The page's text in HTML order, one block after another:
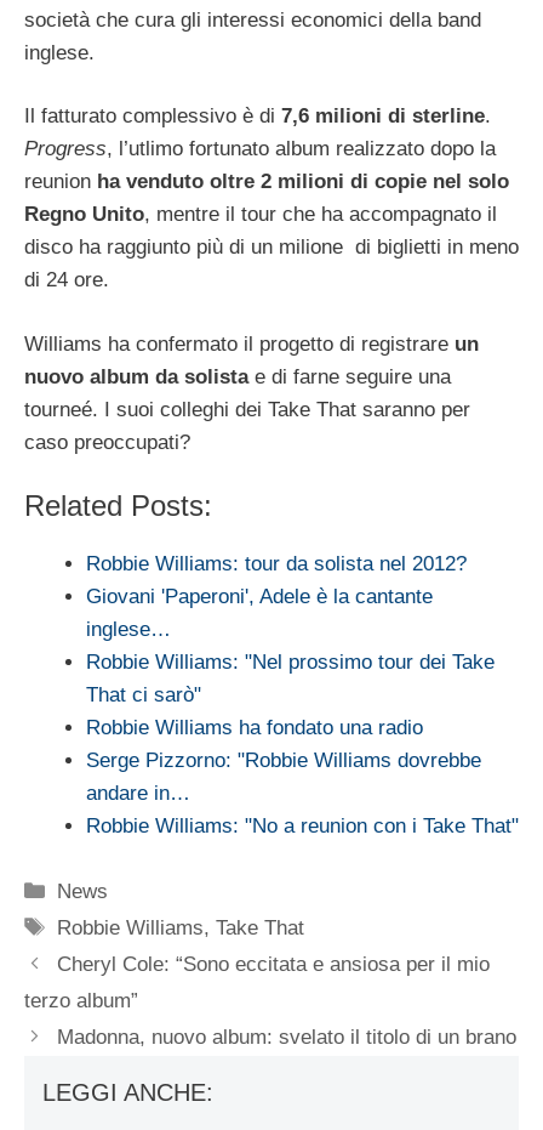
società che cura gli interessi economici della band
inglese.
Il fatturato complessivo è di 7,6 milioni di sterline.
Progress, l’utlimo fortunato album realizzato dopo la
reunion ha venduto oltre 2 milioni di copie nel solo
Regno Unito, mentre il tour che ha accompagnato il
disco ha raggiunto più di un milione di biglietti in meno
di 24 ore.
Williams ha confermato il progetto di registrare un
nuovo album da solistae di farne seguire una
tourneé. I suoi colleghi dei Take That saranno per
caso preoccupati?
Related Posts:
Robbie Williams: tour da solista nel 2012?
Giovani 'Paperoni', Adele è la cantante
inglese…
Robbie Williams: "Nel prossimo tour dei Take
That ci sarò"
Robbie Williams ha fondato una radio
Serge Pizzorno: "Robbie Williams dovrebbe
andare in…
Robbie Williams: "No a reunion con i Take That"
Categorie
News
Tag
Robbie Williams,Take That
Cheryl Cole: “Sono eccitata e ansiosa per il mio
terzo album”
Madonna, nuovo album: svelato il titolo di un brano
LEGGI ANCHE: